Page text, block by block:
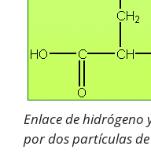
Enlace de
por dos partículas